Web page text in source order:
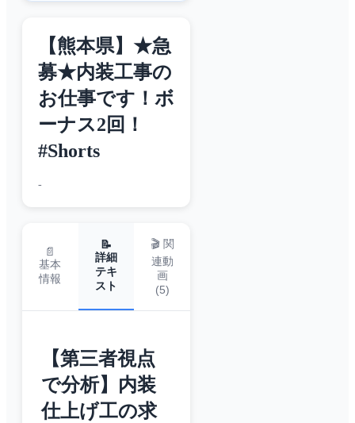
【熊本県】★急
募★内装工事の
お仕事です！ボ
ーナス2回！
#Shorts
-
📄
基本
情報
📝
詳細
テキ
スト
🎬 関
連動
画
(5)
【第三者視点
で分析】内装
仕上げ工の求